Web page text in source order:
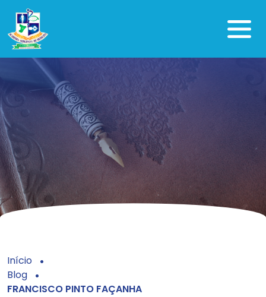
Início
Blog
FRANCISCO PINTO FAÇANHA